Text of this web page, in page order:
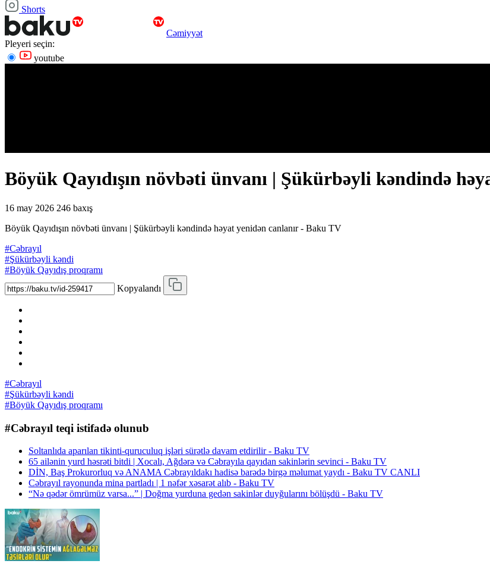
Shorts
Cəmiyyət
Pleyeri seçin:
youtube
Böyük Qayıdışın növbəti ünvanı | Şükürbəyli kəndində
16 may 2026 246 baxış
Böyük Qayıdışın növbəti ünvanı | Şükürbəyli kəndində həyat yenidən canlanır - Baku TV
#Cəbrayıl
#Şükürbəyli kəndi
#Böyük Qayıdış proqramı
Kopyalandı
#Cəbrayıl
#Şükürbəyli kəndi
#Böyük Qayıdış proqramı
#Cəbrayıl teqi istifadə olunub
Soltanlıda aparılan tikinti-quruculuq işləri sürətlə davam etdirilir - Baku TV
65 ailənin yurd həsrəti bitdi | Xocalı, Ağdərə və Cəbrayıla qayıdan sakinlərin sevinci - Baku TV
DİN, Baş Prokurorluq və ANAMA Cəbrayıldakı hadisə barədə birgə məlumat yaydı - Baku TV CANLI
Cəbrayıl rayonunda mina partladı | 1 nəfər xəsarət alıb - Baku TV
“Nə qədər ömrümüz varsa...” | Doğma yurduna gedən sakinlər duyğularını bölüşdü - Baku TV